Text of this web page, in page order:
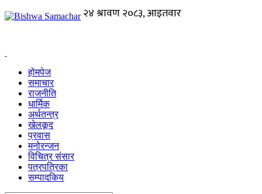
होमपेज
समाचार
राजनीति
धार्मिक
अर्थतन्त्र
खेलकूद
प्रवास
मनोरन्जन
विचित्र संसार
पत्रपत्रिका
सम्पादकिय